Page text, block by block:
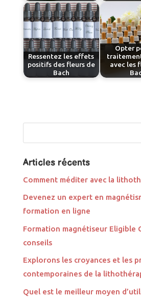
Ressentez les effets
positifs des fleurs de
Bach
Opter
avec les
Articles récents
Comment méditer avec la
Devenez un expert en
formation en ligne
Formation magnétiseur Eligible
conseils
Explorons les croyances et les
contemporaines de la
Quel est le meilleur moyen